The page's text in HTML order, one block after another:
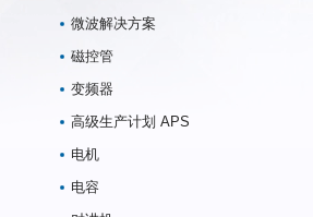
微波解决方案
磁控管
变频器
高级生产计划 APS
电机
电容